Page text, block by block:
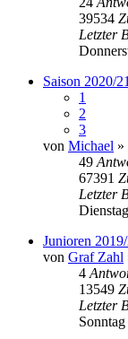
39534
Letzter
Saison 2020/21
1
2
3
von Michael »
49
67391
Letzter
Junioren
von Graf Zahl
4
13549
Letzter